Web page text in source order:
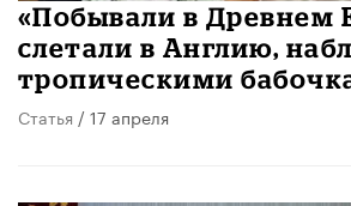
«Побывали в Древнем
слетали в Англию,
тропическими
Статья / 17 апреля